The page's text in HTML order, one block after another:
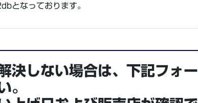
となっております。
決しない場合は、下記フォー
。